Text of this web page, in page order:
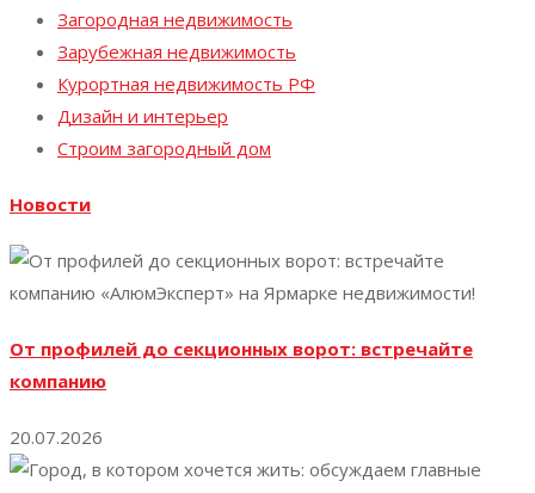
Загородная недвижимость
Зарубежная недвижимость
Курортная недвижимость РФ
Дизайн и интерьер
Строим загородный дом
Новости
От профилей до секционных ворот: встречайте
компанию
20.07.2026